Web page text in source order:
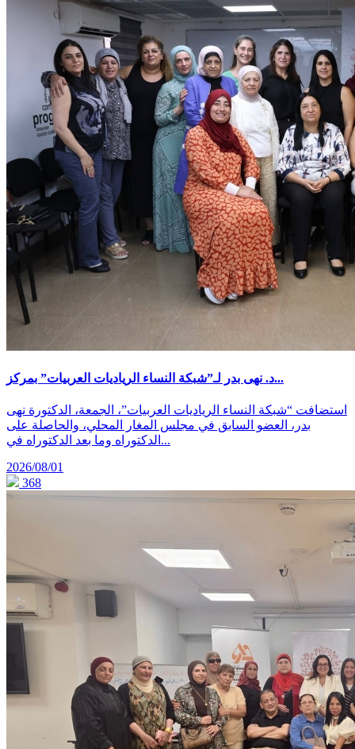
د. نهى بدر لـ”شبكة النساء الرياديات العربيات” بمركز...
استضافت “شبكة النساء الرياديات العربيات”، الجمعة، الدكتورة نهى
بدر، العضو السابق في مجلس المغار المحلي، والحاصلة على
الدكتوراه وما بعد الدكتوراه في...
2026/08/01
368